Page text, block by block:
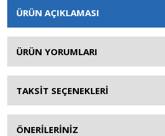
ÜRÜN AÇIKLAMASI
ÜRÜN YORUMLARI
TAKSİT SEÇENEKLERİ
ÖNERİLERİNİZ